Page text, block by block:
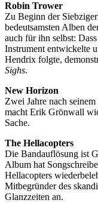
Robin Trower
Zu Beginn der
bedeutsamsten Alben
auch für ihn selbst:
Instrument entwickelte
Hendrix folgte,
Sighs.
New Horizon
Zwei Jahre nach
macht Erik Grönwall
Sache.
The Hellacopters
Die Bandauflösung ist
Album hat
Hellacopters
Mitbegründer des
Glanzzeiten an.